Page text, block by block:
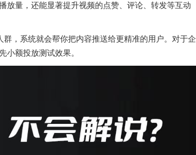
放量，还能显著提升视频的点赞、评论、转发等互动
，系统就会帮你把内容推送给更精准的用户。对于企
小额投放测试效果。